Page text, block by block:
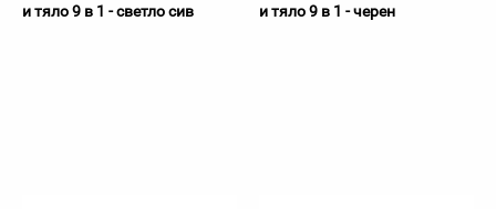
и тяло 9 в 1 - светло сив
и тяло 9 в 1 - черен